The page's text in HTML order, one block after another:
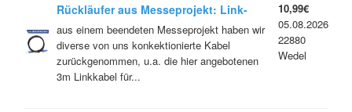
Rückläufer aus Messeprojekt: Link-
Kabel Titanex/Enova (Powercon
kompatibel) 3m
aus einem beendeten Messeprojekt haben wir
diverse von uns konkektionierte Kabel
zurückgenommen, u.a. die hier angebotenen
3m Linkkabel für...
10,99€
05.08.2026
22880
Wedel